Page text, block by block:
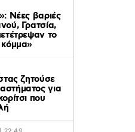
Νέες βαριές
Γρατσία,
το
ζητούσε
για
που